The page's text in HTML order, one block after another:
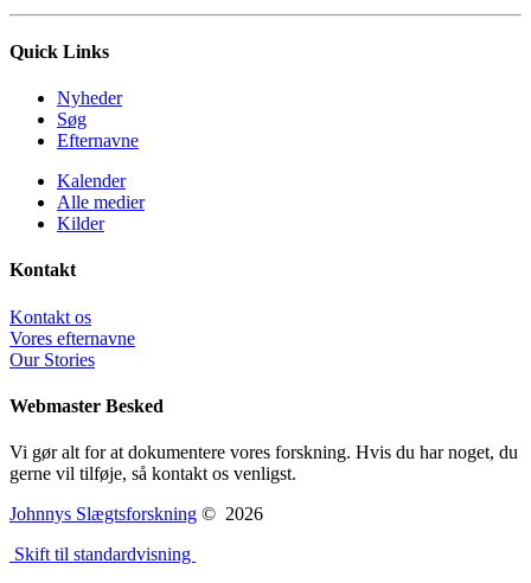
Quick Links
Nyheder
Søg
Efternavne
Kalender
Alle medier
Kilder
Kontakt
Kontakt os
Vores efternavne
Our Stories
Webmaster Besked
Vi gør alt for at dokumentere vores forskning. Hvis du har noget, du
gerne vil tilføje, så kontakt os venligst.
Johnnys Slægtsforskning © 2026
Skift til standardvisning